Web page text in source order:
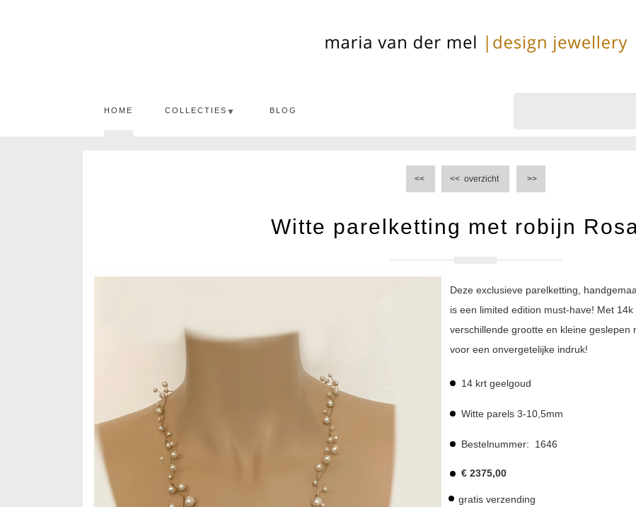
HOME COLLECTIES ▼ BLOG
<< << overzicht >>
Witte parelketting met robijn
Deze exclusieve parelketting,
is een limited edition must-have! Met
verschillende grootte en kleine geslepen
voor een onvergetelijke indruk!
14 krt geelgoud
Witte parels 3-10,5mm
Bestelnummer: 1646
€ 2375,00
gratis verzending